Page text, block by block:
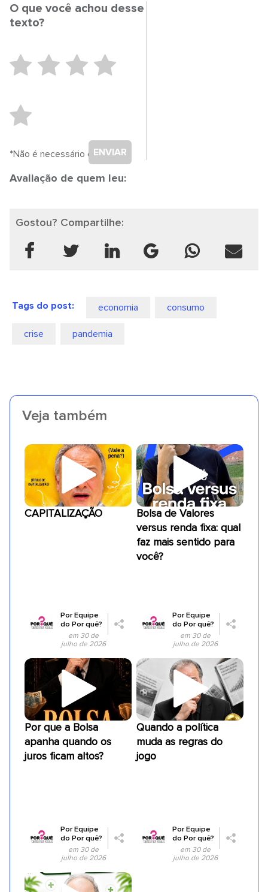
O que você achou desse
texto?
ENVIAR
*Não é necessário cadastro.
Avaliação de quem leu:
Gostou? Compartilhe:
Tags do post: economia consumo
crise pandemia
Veja também
CAPITALIZAÇÃO
PorEquipe
do Por quê?
em 30 de
julho de 2026
Bolsa de Valores
versus renda fixa: qual
faz mais sentido para
você?
PorEquipe
do Por quê?
em 30 de
julho de 2026
Por que a Bolsa
apanha quando os
juros ficam altos?
PorEquipe
do Por quê?
em 30 de
julho de 2026
Quando a política
muda as regras do
jogo
PorEquipe
do Por quê?
em 30 de
julho de 2026